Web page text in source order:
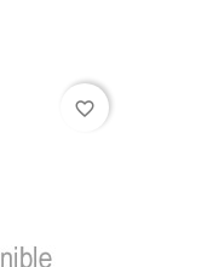
favorite_border